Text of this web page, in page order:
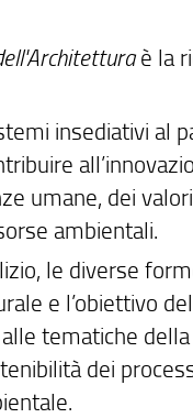
è la
insediativi al
umane, dei
ambientali.
le diverse
e l’obiettivo
tematiche
dei